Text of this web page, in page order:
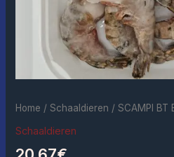
Home /Schaaldieren / SCAMPI BT
Schaaldieren